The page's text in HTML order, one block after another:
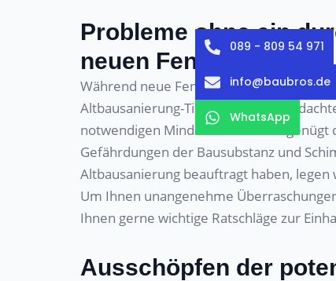
Probleme ohne ein
neuen Fenstern
Während neue Fenster mit einem
Altbausanierung-Tipps für ein
notwendigen Mindestluftwechsel genügt
Gefährdungen der Bausubstanz und
Altbausanierung beauftragt haben,
Um Ihnen unangenehme
Ihnen gerne wichtige Ratschläge zur
Ausschöpfen der
089 - 809 54 971
info@baubros.de
WhatsApp